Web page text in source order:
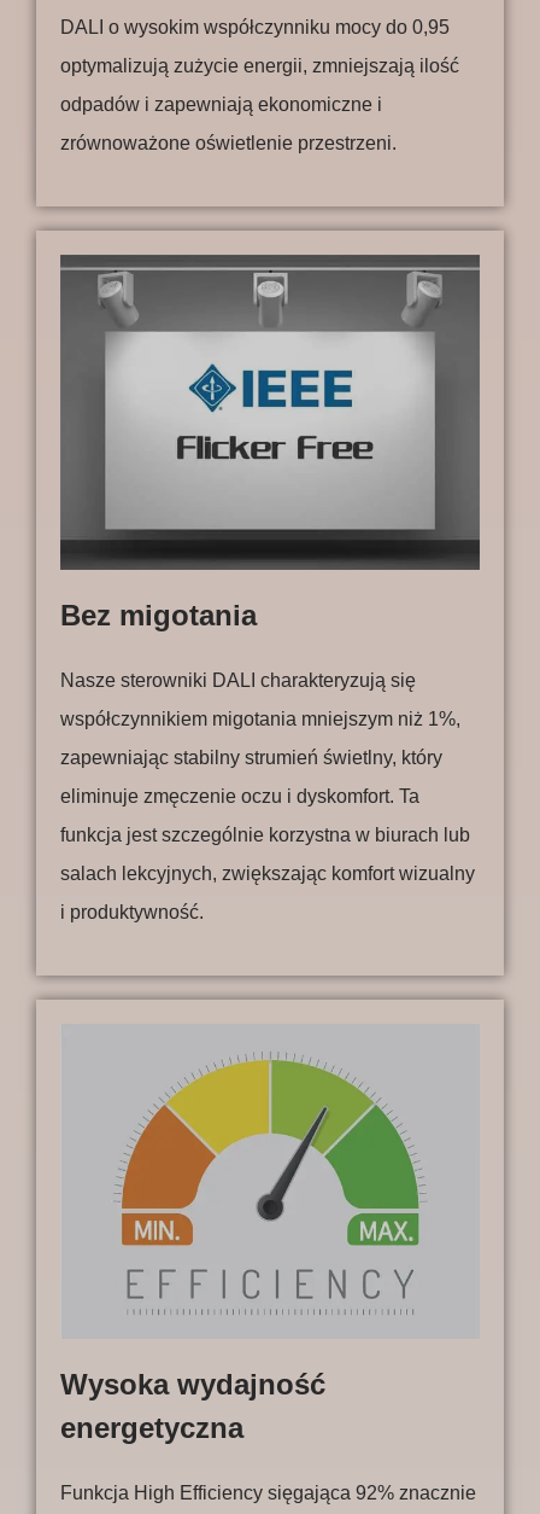
DALI o wysokim współczynniku mocy do 0,95
optymalizują zużycie energii, zmniejszają ilość
odpadów i zapewniają ekonomiczne i
zrównoważone oświetlenie przestrzeni.
Bez migotania
Nasze sterowniki DALI charakteryzują się
współczynnikiem migotania mniejszym niż 1%,
zapewniając stabilny strumień świetlny, który
eliminuje zmęczenie oczu i dyskomfort. Ta
funkcja jest szczególnie korzystna w biurach lub
salach lekcyjnych, zwiększając komfort wizualny
i produktywność.
Wysoka wydajność
energetyczna
Funkcja High Efficiency sięgająca 92% znacznie